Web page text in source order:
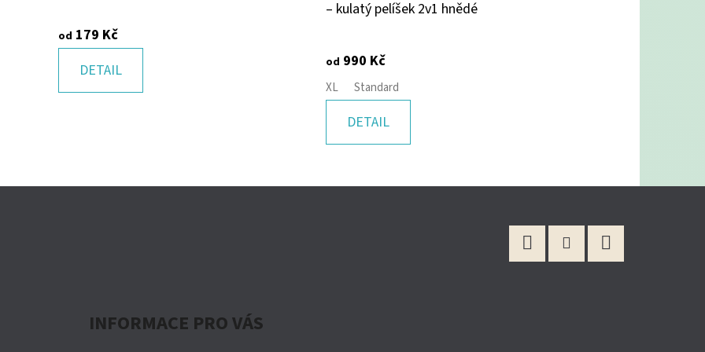
od 179 Kč
DETAIL
– kulatý pelíšek 2v1 hnědé
od 990 Kč
XL Standard
DETAIL
INFORMACE PRO VÁS